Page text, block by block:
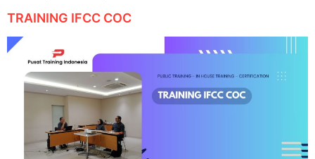
TRAINING IFCC COC